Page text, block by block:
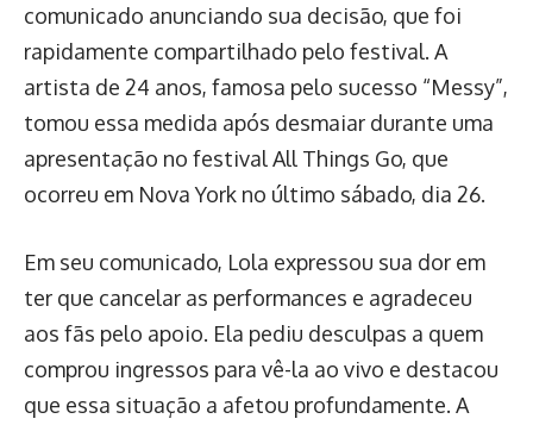
comunicado anunciando sua decisão, que foi
rapidamente compartilhado pelo festival. A
artista de 24 anos, famosa pelo sucesso “Messy”,
tomou essa medida após desmaiar durante uma
apresentação no festival All Things Go, que
ocorreu em Nova York no último sábado, dia 26.
Em seu comunicado, Lola expressou sua dor em
ter que cancelar as performances e agradeceu
aos fãs pelo apoio. Ela pediu desculpas a quem
comprou ingressos para vê-la ao vivo e destacou
que essa situação a afetou profundamente. A